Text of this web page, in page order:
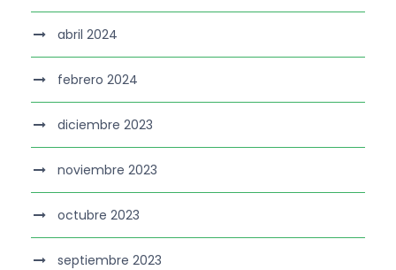
abril 2024
febrero 2024
diciembre 2023
noviembre 2023
octubre 2023
septiembre 2023